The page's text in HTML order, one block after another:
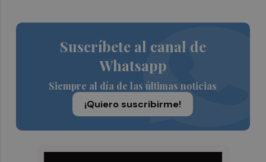
Suscríbete al canal de
Whatsapp
Siempre al día de las últimas noticias
¡Quiero suscribirme!